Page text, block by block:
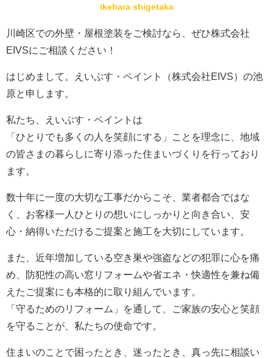
ikehara shigetaka
川崎区での外壁・屋根塗装をご検討なら、ぜひ株式会社
EIVSにご相談ください！
はじめまして。えいぶす・ペイント（株式会社EIVS）の池
原と申します。
私たち、えいぶす・ペイントは
「ひとりでも多くの人を笑顔にする」ことを理念に、地域
の皆さまの暮らしに寄り添った住まいづくりを行っており
ます。
数十年に一度の大切な工事だからこそ、業者都合ではな
く、お客様一人ひとりの想いにしっかりと向き合い、安
心・納得いただけるご提案と施工を大切にしています。
また、近年増加している空き巣や強盗などの犯罪に心を痛
め、防犯性の高い窓リフォームや省エネ・快適性を兼ね備
えたご提案にも本格的に取り組んでいます。
「守るためのリフォーム」を通して、ご家族の安心と笑顔
を守ることが、私たちの使命です。
住まいのことで困ったとき、迷ったとき、真っ先に相談い